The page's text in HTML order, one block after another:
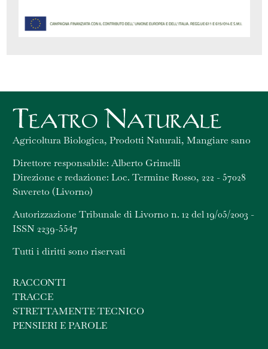
Agricoltura Biologica, Prodotti Naturali, Mangiare sano
Direttore responsabile: Alberto Grimelli
Direzione e redazione: Loc. Termine Rosso, 222 - 57028
Suvereto (Livorno)
Autorizzazione Tribunale di Livorno n. 12 del 19/05/2003 -
ISSN 2239-5547
Tutti i diritti sono riservati
RACCONTI
TRACCE
STRETTAMENTE TECNICO
PENSIERI E PAROLE